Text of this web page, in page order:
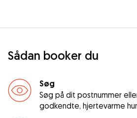
Sådan booker du
Søg
Søg på dit postnummer
godkendte, hjertevarme